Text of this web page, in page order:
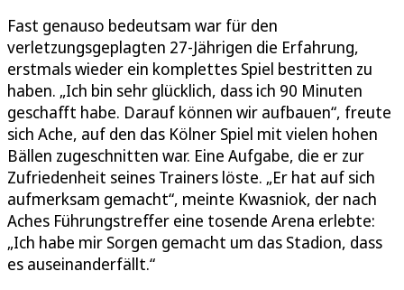
Fast genauso bedeutsam war für den
verletzungsgeplagten 27-Jährigen die Erfahrung,
erstmals wieder ein komplettes Spiel bestritten zu
haben. „Ich bin sehr glücklich, dass ich 90 Minuten
geschafft habe. Darauf können wir aufbauen“, freute
sich Ache, auf den das Kölner Spiel mit vielen hohen
Bällen zugeschnitten war. Eine Aufgabe, die er zur
Zufriedenheit seines Trainers löste. „Er hat auf sich
aufmerksam gemacht“, meinte Kwasniok, der nach
Aches Führungstreffer eine tosende Arena erlebte:
„Ich habe mir Sorgen gemacht um das Stadion, dass
es auseinanderfällt.“